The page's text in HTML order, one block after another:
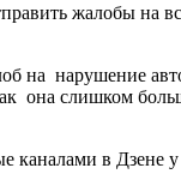
жалобы на
на нарушение
она слишком
каналами в